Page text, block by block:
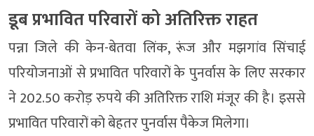
डूब प्रभावित परिवारों को अतिरिक्त राहत
पन्ना जिले की केन-बेतवा लिंक, रूंज और मझगांव सिंचाई
परियोजनाओं से प्रभावित परिवारों के पुनर्वास के लिए सरकार
ने 202.50 करोड़ रुपये की अतिरिक्त राशि मंजूर की है। इससे
प्रभावित परिवारों को बेहतर पुनर्वास पैकेज मिलेगा।